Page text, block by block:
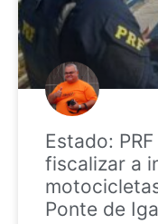
Estado:
fiscalizar a
Ponte de